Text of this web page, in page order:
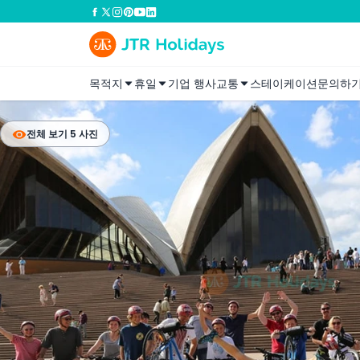
목적지 휴일 기업 행사교통 스테이케이션문의하
전체 보기 5 사진